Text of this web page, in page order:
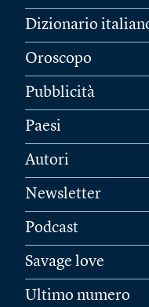
Dizionario
Oroscopo
Pubblicità
Paesi
Autori
Newsletter
Podcast
Savage love
Ultimo numero